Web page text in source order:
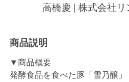
高橋慶 | 株式会社リ
商品説明
▼商品概要
発酵食品を食べた豚「雪乃醸」